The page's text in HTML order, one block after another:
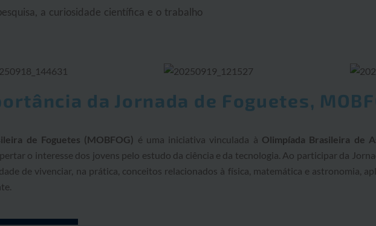
a curiosidade científica e o trabalho
da Jornada de Foguetes,
de Foguetes (MOBFOG) é uma iniciativa vinculada à Olimpíada Brasileira de
o interesse dos jovens pelo estudo da ciência e da tecnologia. Ao participar da
de vivenciar, na prática, conceitos relacionados à física, matemática e astronomia,